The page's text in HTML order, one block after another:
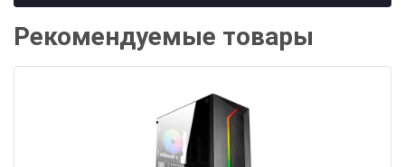
Рекомендуемые товары